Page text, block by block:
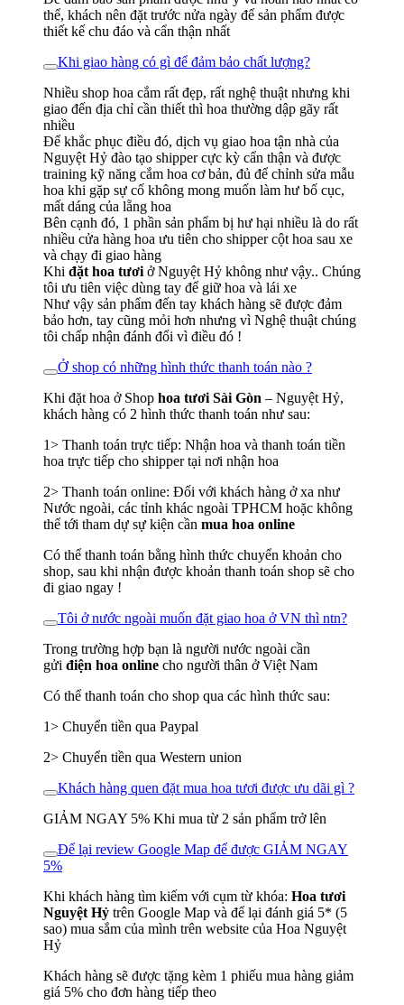
thể, khách nên đặt trước nửa ngày để sản phẩm được
thiết kế chu đáo và cẩn thận nhất
Khi giao hàng có gì để đảm bảo chất lượng?
Nhiều shop hoa cắm rất đẹp, rất nghệ thuật nhưng khi
giao đến địa chỉ cần thiết thì hoa thường dập gãy rất
nhiều
Để khắc phục điều đó, dịch vụ giao hoa tận nhà của
Nguyệt Hỷ đào tạo shipper cực kỳ cẩn thận và được
training kỹ năng cắm hoa cơ bản, đủ để chỉnh sửa mẫu
hoa khi gặp sự cố không mong muốn làm hư bố cục,
mất dáng của lẵng hoa
Bên cạnh đó, 1 phần sản phẩm bị hư hại nhiều là do rất
nhiều cửa hàng hoa ưu tiên cho shipper cột hoa sau xe
và chạy đi giao hàng
Khi đặt hoa tươi ở Nguyệt Hỷ không như vậy.. Chúng
tôi ưu tiên việc dùng tay để giữ hoa và lái xe
Như vậy sản phẩm đến tay khách hàng sẽ được đảm
bảo hơn, tay cũng mỏi hơn nhưng vì Nghệ thuật chúng
tôi chấp nhận đánh đổi vì điều đó !
Ở shop có những hình thức thanh toán nào ?
Khi đặt hoa ở Shop hoa tươi Sài Gòn – Nguyệt Hỷ,
khách hàng có 2 hình thức thanh toán như sau:
1> Thanh toán trực tiếp: Nhận hoa và thanh toán tiền
hoa trực tiếp cho shipper tại nơi nhận hoa
2> Thanh toán online: Đối với khách hàng ở xa như
Nước ngoài, các tỉnh khác ngoài TPHCM hoặc không
thể tới tham dự sự kiện cần mua hoa online
Có thể thanh toán bằng hình thức chuyển khoản cho
shop, sau khi nhận được khoản thanh toán shop sẽ cho
đi giao ngay !
Tôi ở nước ngoài muốn đặt giao hoa ở VN thì ntn?
Trong trường hợp bạn là người nước ngoài cần
gửi điện hoa online cho người thân ở Việt Nam
Có thể thanh toán cho shop qua các hình thức sau:
1> Chuyển tiền qua Paypal
2> Chuyển tiền qua Western union
Khách hàng quen đặt mua hoa tươi được ưu dãi gì ?
GIẢM NGAY 5% Khi mua từ 2 sản phẩm trở lên
Để lại review Google Map để được GIẢM NGAY
5%
Khi khách hàng tìm kiếm với cụm từ khóa: Hoa tươi
Nguyệt Hỷ trên Google Map và để lại đánh giá 5* (5
sao) mua sắm của mình trên website của Hoa Nguyệt
Hỷ
Khách hàng sẽ được tặng kèm 1 phiếu mua hàng giảm
giá 5% cho đơn hàng tiếp theo